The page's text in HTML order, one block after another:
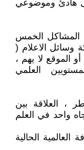
هادئ وموضوعي
المشاكل الخمس
وسائل الاعلام (
الموقع لا يهم ،
العلمي
، العلاقة بين
واحد في العلم
الحالية